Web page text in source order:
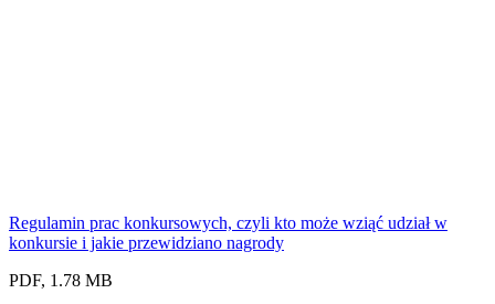
Regulamin prac konkursowych, czyli kto może wziąć udział w
konkursie i jakie przewidziano nagrody
PDF, 1.78 MB